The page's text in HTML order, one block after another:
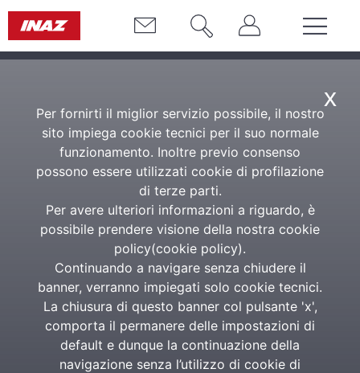
x
Per fornirti il miglior servizio possibile, il nostro
sito impiega cookie tecnici per il suo normale
funzionamento. Inoltre previo consenso
possono essere utilizzati cookie di profilazione
di terze parti.
Per avere ulteriori informazioni a riguardo, è
possibile prendere visione della nostra cookie
policy(cookie policy).
Continuando a navigare senza chiudere il
banner, verranno impiegati solo cookie tecnici.
La chiusura di questo banner col pulsante 'x',
comporta il permanere delle impostazioni di
default e dunque la continuazione della
navigazione senza l’utilizzo di cookie di